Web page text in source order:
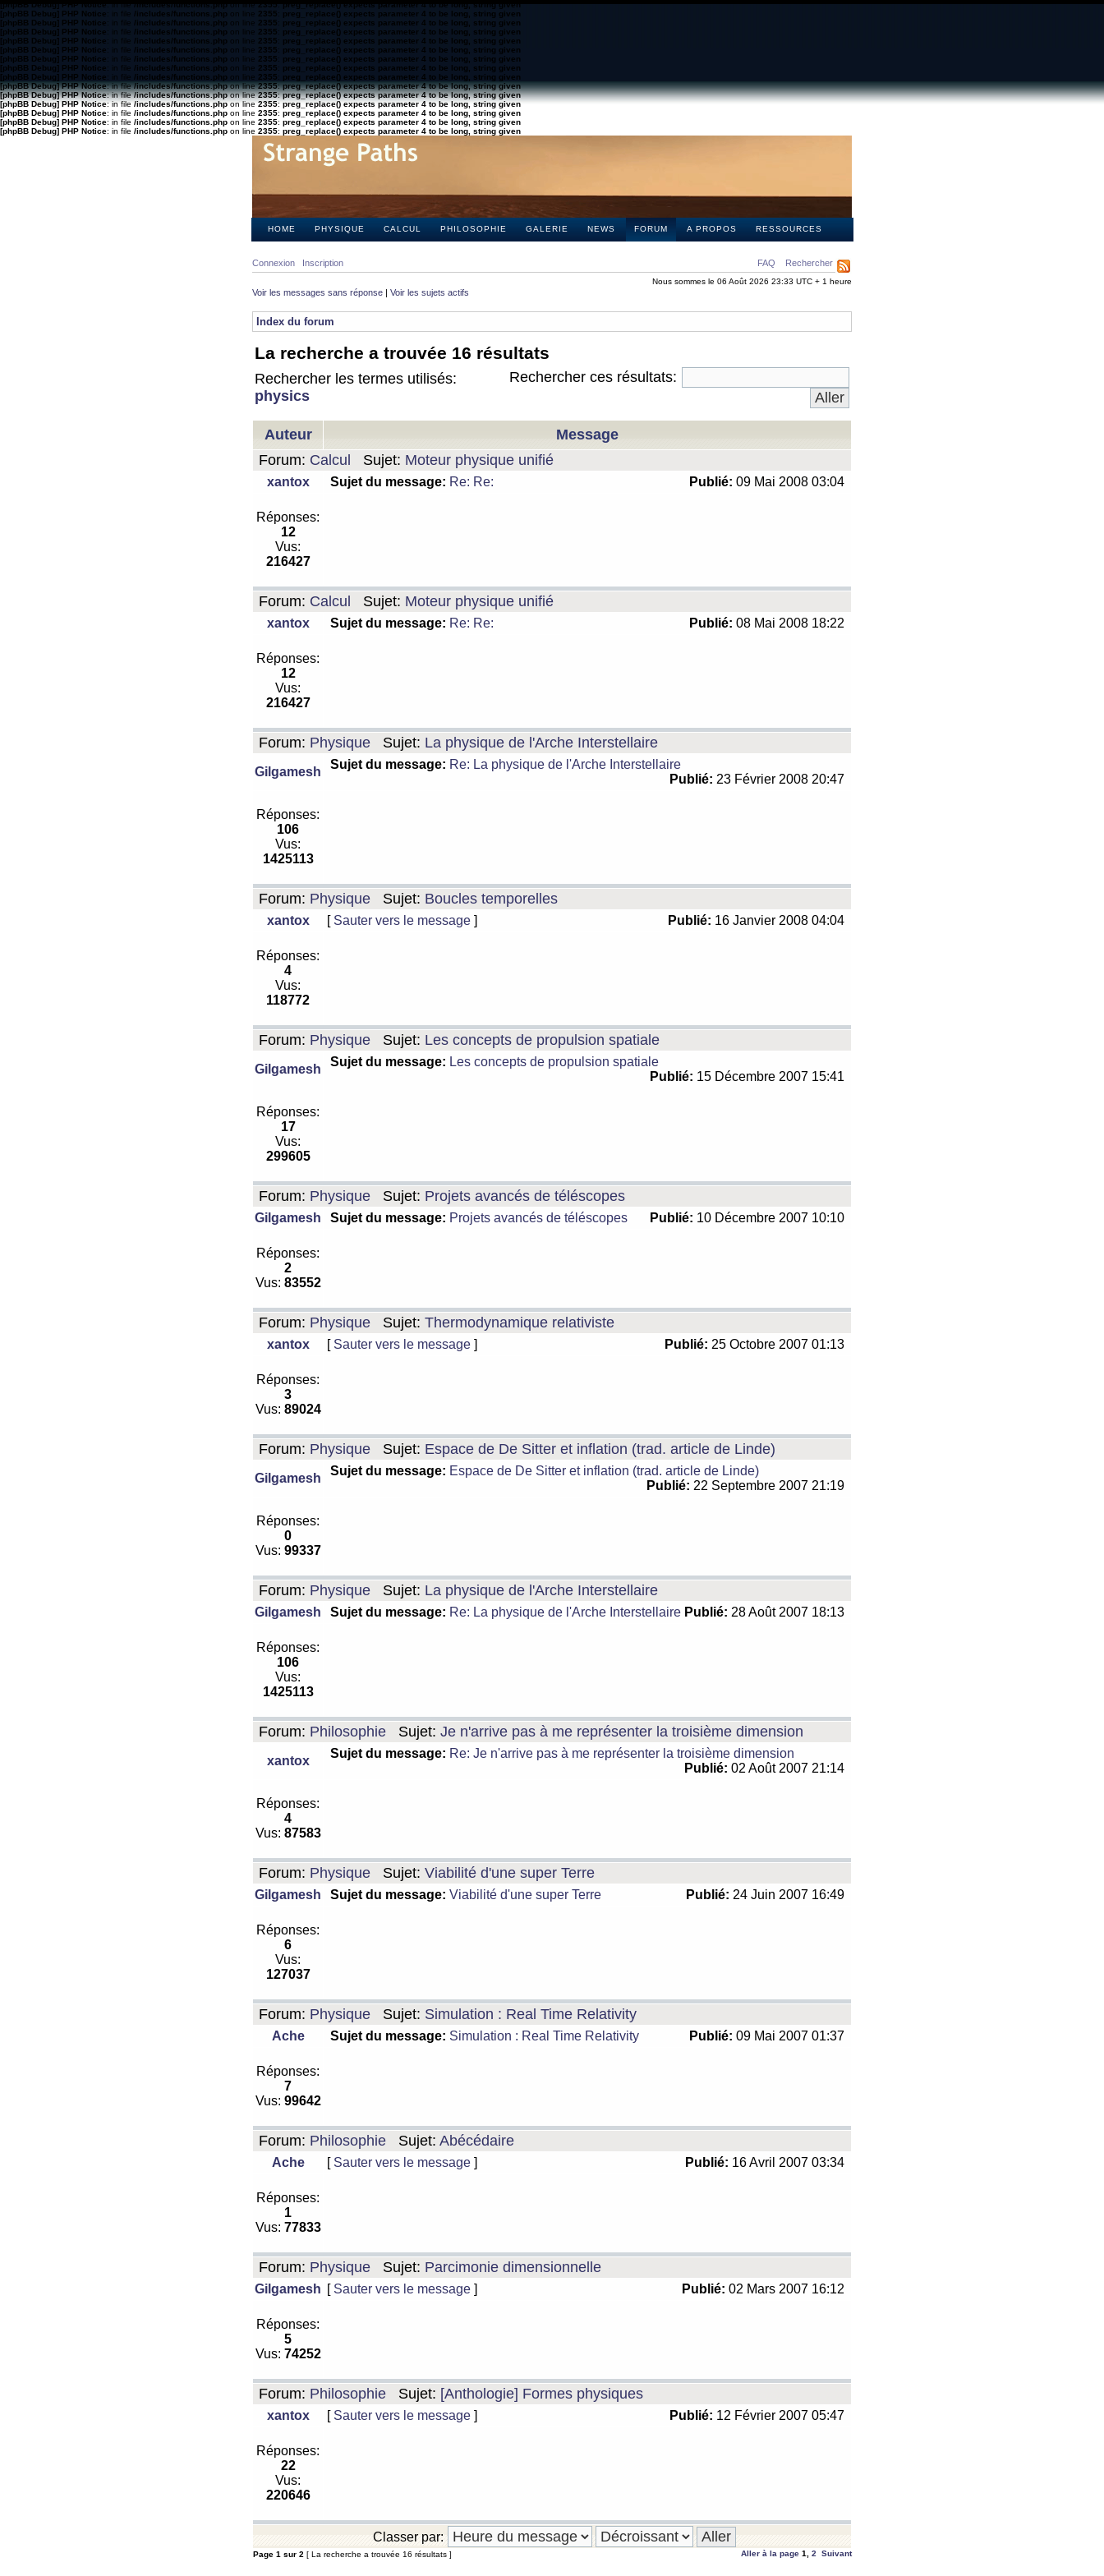
[phpBB Debug] PHP Notice: in file/includes/functions.phpon line2355:preg_replace() expects parameter 4 to be long, string given
[phpBB Debug] PHP Notice: in file /includes/functions.php on line 2355: preg_replace() expects parameter 4 to be long, string given
[phpBB Debug] PHP Notice: in file /includes/functions.php on line 2355: preg_replace() expects parameter 4 to be long, string given
[phpBB Debug] PHP Notice: in file /includes/functions.php on line 2355: preg_replace() expects parameter 4 to be long, string given
[phpBB Debug] PHP Notice: in file /includes/functions.php on line 2355: preg_replace() expects parameter 4 to be long, string given
[phpBB Debug] PHP Notice: in file /includes/functions.php on line 2355: preg_replace() expects parameter 4 to be long, string given
[phpBB Debug] PHP Notice: in file /includes/functions.php on line 2355: preg_replace() expects parameter 4 to be long, string given
[phpBB Debug] PHP Notice: in file /includes/functions.php on line 2355: preg_replace() expects parameter 4 to be long, string given
[phpBB Debug] PHP Notice: in file /includes/functions.php on line 2355: preg_replace() expects parameter 4 to be long, string given
[phpBB Debug] PHP Notice: in file/includes/functions.phpon line2355:preg_replace() expects parameter 4 to be long, string given
[phpBB Debug] PHP Notice: in file/includes/functions.phpon line2355:preg_replace() expects parameter 4 to be long, string given
[phpBB Debug] PHP Notice: in file/includes/functions.phpon line2355:preg_replace() expects parameter 4 to be long, string given
[phpBB Debug] PHP Notice: in file /includes/functions.php on line 2355: preg_replace() expects parameter 4 to be long, string given
[phpBB Debug] PHP Notice: in file /includes/functions.php on line 2355: preg_replace() expects parameter 4 to be long, string given
[phpBB Debug] PHP Notice: in file /includes/functions.php on line 2355: preg_replace() expects parameter 4 to be long, string given
HOME PHYSIQUE CALCUL PHILOSOPHIE GALERIE NEWS FORUM A PROPOS RESSOURCES
FAQ Rechercher
Connexion Inscription
Nous sommes le 06 Août 2026 23:33 UTC + 1 heure
Voir les messages sans réponse | Voir les sujets actifs
Index du forum
La recherche a trouvée 16 résultats
Rechercher les termes utilisés:
physics
Rechercher ces résultats:
Auteur
Message
Forum: Calcul Sujet: Moteur physique unifié
xantox Sujet du message: Re: Re: Publié: 09 Mai 2008 03:04
Réponses:
12
Vus:
216427
Forum: Calcul Sujet: Moteur physique unifié
xantox Sujet du message: Re: Re: Publié: 08 Mai 2008 18:22
Réponses:
12
Vus:
216427
Forum: Physique Sujet: La physique de l'Arche Interstellaire
Gilgamesh
Sujet du message: Re: La physique de l'Arche Interstellaire
Publié: 23 Février 2008 20:47
Réponses:
106
Vus:
1425113
Forum: Physique Sujet: Boucles temporelles
xantox [ Sauter vers le message ] Publié: 16 Janvier 2008 04:04
Réponses:
4
Vus:
118772
Forum: Physique Sujet: Les concepts de propulsion spatiale
Gilgamesh
Sujet du message: Les concepts de propulsion spatiale
Publié: 15 Décembre 2007 15:41
Réponses:
17
Vus:
299605
Forum: Physique Sujet: Projets avancés de téléscopes
Gilgamesh Sujet du message: Projets avancés de téléscopes Publié: 10 Décembre 2007 10:10
Réponses:
2
Vus: 83552
Forum: Physique Sujet: Thermodynamique relativiste
xantox [ Sauter vers le message ] Publié: 25 Octobre 2007 01:13
Réponses:
3
Vus: 89024
Forum: Physique Sujet: Espace de De Sitter et inflation (trad. article de Linde)
Gilgamesh
Sujet du message: Espace de De Sitter et inflation (trad. article de Linde)
Publié: 22 Septembre 2007 21:19
Réponses:
0
Vus: 99337
Forum: Physique Sujet: La physique de l'Arche Interstellaire
Gilgamesh Sujet du message: Re: La physique de l'Arche Interstellaire Publié: 28 Août 2007 18:13
Réponses:
106
Vus:
1425113
Forum: Philosophie Sujet: Je n'arrive pas à me représenter la troisième dimension
xantox
Sujet du message: Re: Je n'arrive pas à me représenter la troisième dimension
Publié: 02 Août 2007 21:14
Réponses:
4
Vus: 87583
Forum: Physique Sujet: Viabilité d'une super Terre
Gilgamesh Sujet du message: Viabilité d'une super Terre Publié: 24 Juin 2007 16:49
Réponses:
6
Vus:
127037
Forum: Physique Sujet: Simulation : Real Time Relativity
Ache Sujet du message: Simulation : Real Time Relativity Publié: 09 Mai 2007 01:37
Réponses:
7
Vus: 99642
Forum: Philosophie Sujet: Abécédaire
Ache [ Sauter vers le message ] Publié: 16 Avril 2007 03:34
Réponses:
1
Vus: 77833
Forum: Physique Sujet: Parcimonie dimensionnelle
Gilgamesh [ Sauter vers le message ] Publié: 02 Mars 2007 16:12
Réponses:
5
Vus: 74252
Forum: Philosophie Sujet: [Anthologie] Formes physiques
xantox [ Sauter vers le message ] Publié: 12 Février 2007 05:47
Réponses:
22
Vus:
220646
Classer par:
Page 1 sur 2 [ La recherche a trouvée 16 résultats ] Aller à la page 1 2 Suivant